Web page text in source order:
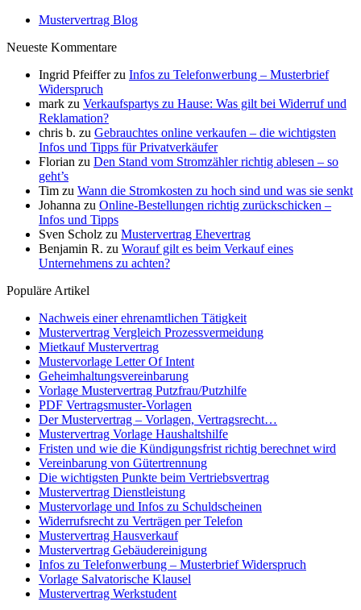
Mustervertrag Blog
Neueste Kommentare
Ingrid Pfeifferzu Infos zu Telefonwerbung – Musterbrief
Widerspruch
mark zu Verkaufspartys zu Hause: Was gilt bei Widerruf und
Reklamation?
chris b. zu Gebrauchtes online verkaufen – die wichtigsten
Infos und Tipps für Privatverkäufer
Florian zu Den Stand vom Stromzähler richtig ablesen – so
geht’s
Tim zu Wann die Stromkosten zu hoch sind und was sie senkt
Johanna zu Online-Bestellungen richtig zurückschicken –
Infos und Tipps
Sven Scholz zu Mustervertrag Ehevertrag
Benjamin R. zu Worauf gilt es beim Verkauf eines
Unternehmens zu achten?
Populäre Artikel
Nachweis einer ehrenamtlichen Tätigkeit
Mustervertrag Vergleich Prozessvermeidung
Mietkauf Mustervertrag
Mustervorlage Letter Of Intent
Geheimhaltungsvereinbarung
Vorlage Mustervertrag Putzfrau/Putzhilfe
PDF Vertragsmuster-Vorlagen
Der Mustervertrag – Vorlagen, Vertragsrecht…
Mustervertrag Vorlage Haushaltshilfe
Fristen und wie die Kündigungsfrist richtig berechnet wird
Vereinbarung von Gütertrennung
Die wichtigsten Punkte beim Vertriebsvertrag
Mustervertrag Dienstleistung
Mustervorlage und Infos zu Schuldscheinen
Widerrufsrecht zu Verträgen per Telefon
Mustervertrag Hausverkauf
Mustervertrag Gebäudereinigung
Infos zu Telefonwerbung – Musterbrief Widerspruch
Vorlage Salvatorische Klausel
Mustervertrag Werkstudent